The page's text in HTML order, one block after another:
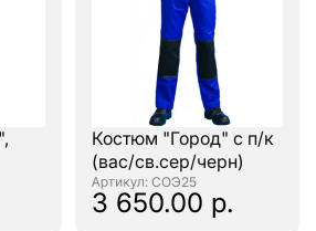
Костюм "Город" с п/к
(вас/св.сер/черн)
: СОЭ25
3 650.00 р.